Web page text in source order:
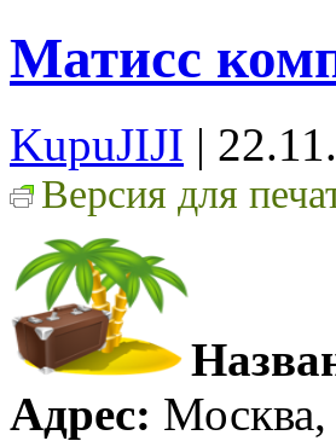
Матисс
KupuJIJI |
Версия для
Адрес: